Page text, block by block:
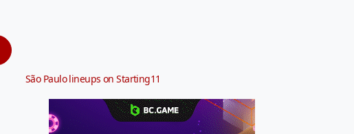
São Paulo lineups on Starting11